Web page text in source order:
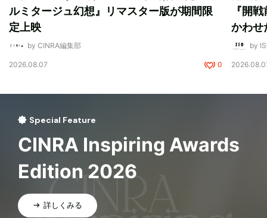
ルミタージュ幻想』リマスター版が期間限
定上映
by CINRA編集部
2026.08.07 0
『開
かわせ
by
Special Feature
CINRA Inspiring Awards
Edition 2026
詳しくみる